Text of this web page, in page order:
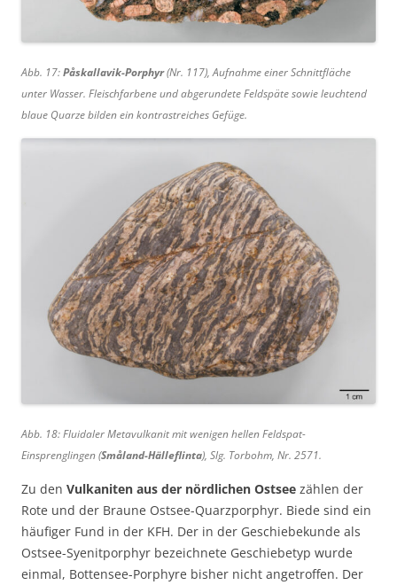
Abb. 17:Påskallavik-Porphyr(Nr. 117), Aufnahme einer Schnittfläche
unter Wasser. Fleischfarbene und abgerundete Feldspäte sowie leuchtend
blaue Quarze bilden ein kontrastreiches Gefüge.
Abb. 18: Fluidaler Metavulkanit mit wenigen hellen Feldspat-
Einsprenglingen (Småland-Hälleflinta), Slg. Torbohm, Nr. 2571.
Zu den Vulkaniten aus der nördlichen Ostsee zählen der
Rote und der Braune Ostsee-Quarzporphyr. Biede sind ein
häufiger Fund in der KFH. Der in der Geschiebekunde als
Ostsee-Syenitporphyr bezeichnete Geschiebetyp wurde
einmal, Bottensee-Porphyre bisher nicht angetroffen. Der